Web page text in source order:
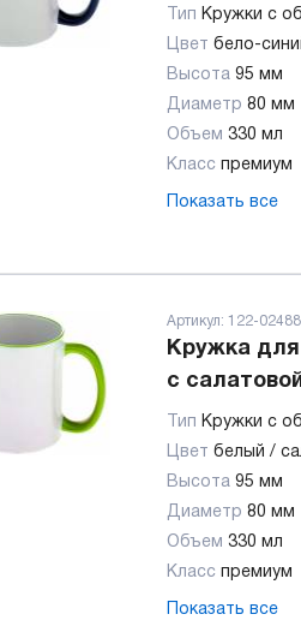
Тип Кружки с
Цвет бело-
Высота 95 мм
Диаметр 80 мм
Объем 330 мл
Класс премиум
Показать все
Артикул: 122-
Кружка
с
Тип Кружки с
Цвет белый /
Высота 95 мм
Диаметр 80 мм
Объем 330 мл
Класс премиум
Показать все